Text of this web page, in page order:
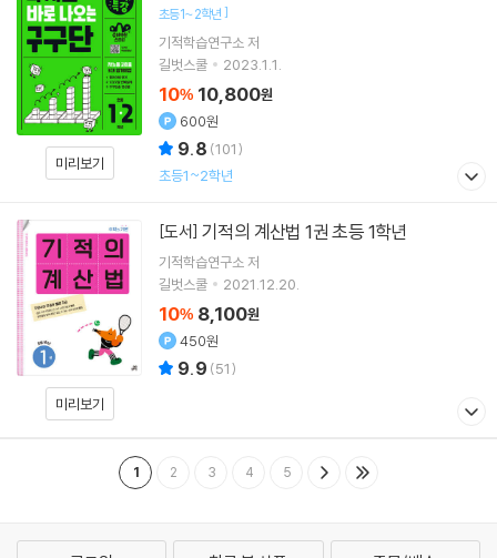
미리보기
초등1~2학년 ]
기적학습연구소 저
길벗스쿨
2023.1.1.
10% 10,800원
600원
9.8 (101)
초등1~2학년
미리보기
[도서] 기적의 계산법 1권 초등 1학년
기적학습연구소 저
길벗스쿨
2021.12.20.
10% 8,100원
450원
9.9 (51)
1 2 3 4 5